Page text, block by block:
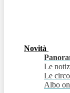
Novità
Le
Le
Albo